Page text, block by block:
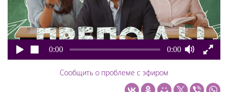
0:00 0:00
Сообщить о проблеме с эфиром